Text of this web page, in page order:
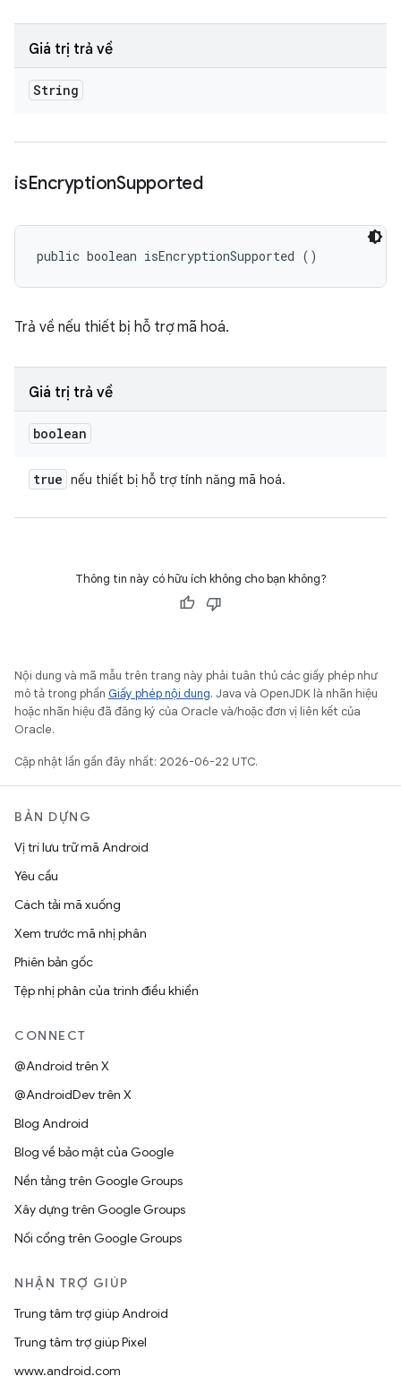
Giá trị trả về
String
isEncryptionSupported
public boolean isEncryptionSupported ()
Trả về nếu thiết bị hỗ trợ mã hoá.
Giá trị trả về
boolean
true nếu thiết bị hỗ trợ tính năng mã hoá.
Thông tin này có hữu ích không cho bạn không?
Nội dung và mã mẫu trên trang này phải tuân thủ các giấy phép như
mô tả trong phần Giấy phép nội dung. Java và OpenJDK là nhãn hiệu
hoặc nhãn hiệu đã đăng ký của Oracle và/hoặc đơn vị liên kết của
Oracle.
Cập nhật lần gần đây nhất: 2026-06-22 UTC.
BẢN DỰNG
Vị trí lưu trữ mã Android
Yêu cầu
Cách tải mã xuống
Xem trước mã nhị phân
Phiên bản gốc
Tệp nhị phân của trình điều khiển
CONNECT
@Android trên X
@AndroidDev trên X
Blog Android
Blog về bảo mật của Google
Nền tảng trên Google Groups
Xây dựng trên Google Groups
Nối cổng trên Google Groups
NHẬN TRỢ GIÚP
Trung tâm trợ giúp Android
Trung tâm trợ giúp Pixel
www.android.com